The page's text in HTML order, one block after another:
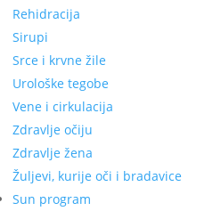
Rehidracija
Sirupi
Srce i krvne žile
Urološke tegobe
Vene i cirkulacija
Zdravlje očiju
Zdravlje žena
Žuljevi, kurije oči i bradavice
Sun program